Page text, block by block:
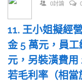
0討論
11. 王小姐擬經
金 5 萬元，員
元，另裝潢費用
若毛利率（相